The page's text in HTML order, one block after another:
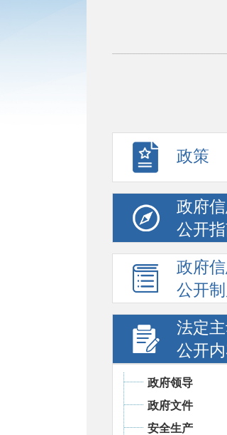
政策
政府
公开
政府
公开
法定
公开
政府领导
政府文件
安全生产